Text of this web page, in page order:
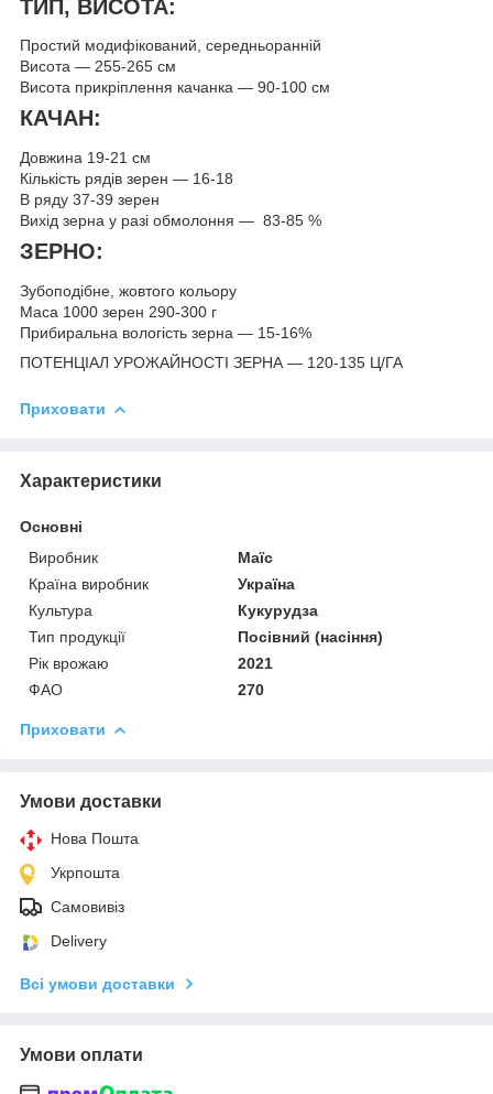
ТИП, ВИСОТА:
Простий модифікований, середньоранній
Висота — 255-265 см
Висота прикріплення качанка — 90-100 см
КАЧАН:
Довжина 19-21 см
Кількість рядів зерен — 16-18
В ряду 37-39 зерен
Вихід зерна у разі обмолоння — 83-85 %
ЗЕРНО:
Зубоподібне, жовтого кольору
Маса 1000 зерен 290-300 г
Прибиральна вологість зерна — 15-16%
ПОТЕНЦІАЛ УРОЖАЙНОСТІ ЗЕРНА ― 120-135 Ц/ГА
Приховати
Характеристики
Основні
Виробник
Маїс
Країна виробник
Україна
Культура
Кукурудза
Тип продукції
Посівний (насіння)
Рік врожаю
2021
ФАО
270
Приховати
Умови доставки
Нова Пошта
Укрпошта
Самовивіз
Delivery
Всі умови доставки
Умови оплати